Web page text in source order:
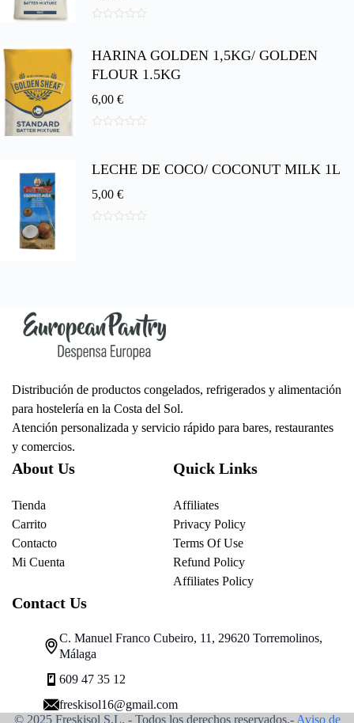
e
HARINA GOLDEN 1,5KG/ GOLDEN
FLOUR 1.5KG
6,00 €
5
LECHE DE COCO/ COCONUT MILK 1L
5,00 €
Distribución de productos congelados, refrigerados y alimentación
para hostelería en la Costa del Sol.
Atención personalizada y servicio rápido para bares, restaurantes
y comercios.
About Us
Tienda
Carrito
Contacto
Mi Cuenta
Quick Links
Affiliates
Privacy Policy
Terms Of Use
Refund Policy
Affiliates Policy
Contact Us
C. Manuel Franco Cubeiro, 11, 29620 Torremolinos,
Málaga
609 47 35 12
freskisol16@gmail.com
© 2025 Freskisol S.L. - Todos los derechos reservados.- Aviso de